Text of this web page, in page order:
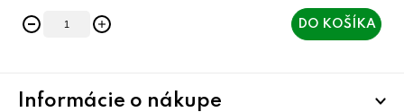
DO KOŠÍKA
Informácie o nákupe